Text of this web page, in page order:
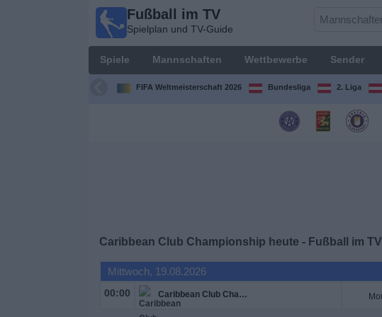
Fußball im TV
Spielplan und TV-Guide
Spiele Mannschaften Wettbewerbe Sender
FIFA Weltmeisterschaft 2026 Bundesliga 2. Liga
Caribbean Club Championship heute - Fußball im TV
Mittwoch, 19.08.2026
00:00 Caribbean Club Championship